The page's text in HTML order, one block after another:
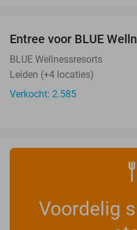
Entree voor BLUE
BLUE Wellnessresorts
Leiden (+4 locaties)
Verkocht: 2.585
Voordelig